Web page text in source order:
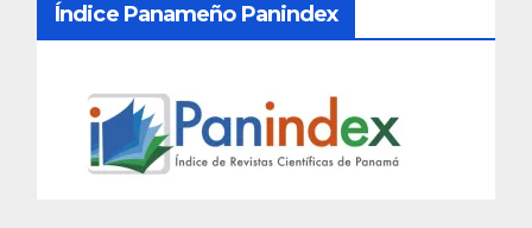
Índice Panameño Panindex